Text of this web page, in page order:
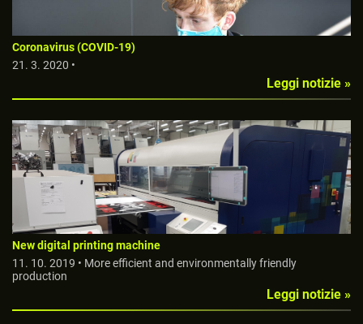
Coronavirus (COVID-19)
21. 3. 2020 •
Leggi notizie »
New digital printing machine
11. 10. 2019 • More efficient and environmentally friendly
production
Leggi notizie »